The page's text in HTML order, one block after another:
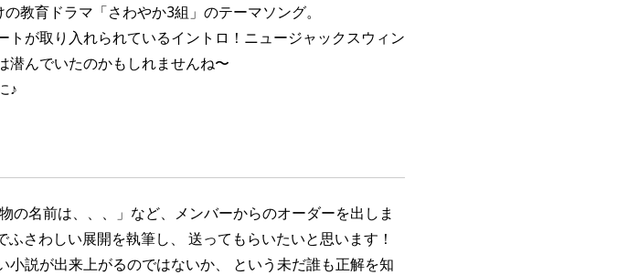
の教育 ドラマ「さわやか3組」のテーマソング。
が取り入れられているイントロ！ニュージャックスウィン
潜んでいたのかもしれませんね〜
♪
物の名前は、、、」など、メンバーからのオーダーを出しま
ふさわしい展開を執筆し、 送ってもらいたいと思います！
小説が出来上がるのではないか、 という未だ誰も正解を知